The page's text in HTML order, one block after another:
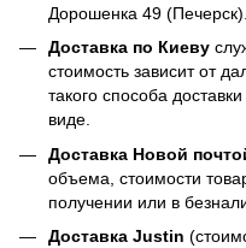
Дорошенка 49
Доставка по Киеву
стоимость зависит от
такого способа
виде.
Доставка Новой
объема, стоимости
получении или в
Доставка Justin